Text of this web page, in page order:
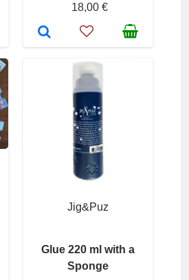
18,00 €
Jig&Puz
Glue 220 ml with a
Sponge